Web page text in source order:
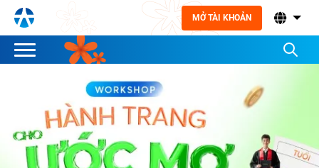
MỞ TÀI KHOẢN